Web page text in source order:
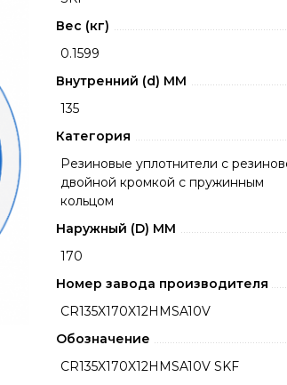
Вес (кг)
0.1599
Внутренний (d) ММ
135
Категория
Резиновые уплотнители с
двойной кромкой с пружинным
кольцом
Наружный (D) ММ
170
Номер завода производителя
CR135X170X12HMSA10V
Обозначение
CR135X170X12HMSA10V SKF